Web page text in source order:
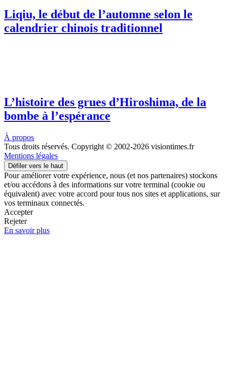
Liqiu, le début de l’automne selon le
calendrier chinois traditionnel
L’histoire des grues d’Hiroshima, de la
bombe à l’espérance
À propos
Tous droits réservés. Copyright © 2002-2026 visiontimes.fr
Mentions légales
Défiler vers le haut
Pour améliorer votre expérience, nous (et nos partenaires) stockons
et/ou accédons à des informations sur votre terminal (cookie ou
équivalent) avec votre accord pour tous nos sites et applications, sur
vos terminaux connectés.
Accepter
Rejeter
En savoir plus